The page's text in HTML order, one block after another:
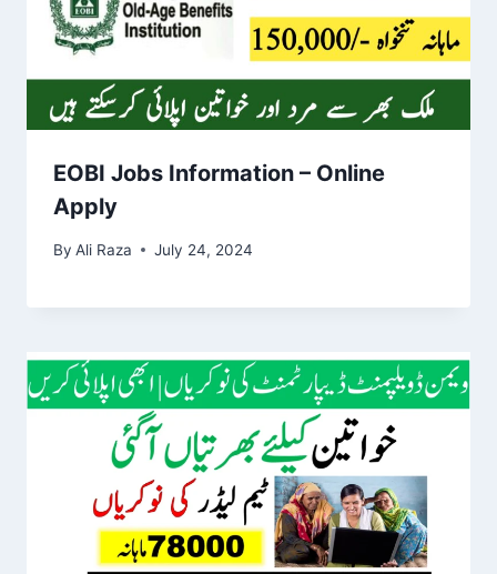
EOBI Jobs Information – Online
Apply
By Ali Raza July 24, 2024